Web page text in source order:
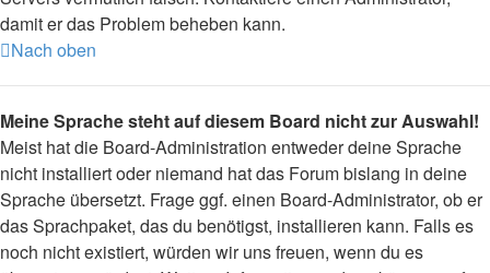
damit er das Problem beheben kann.
Nach oben
Meine Sprache steht auf diesem Board nicht zur Auswahl!
Meist hat die Board-Administration entweder deine Sprache
nicht installiert oder niemand hat das Forum bislang in deine
Sprache übersetzt. Frage ggf. einen Board-Administrator, ob er
das Sprachpaket, das du benötigst, installieren kann. Falls es
noch nicht existiert, würden wir uns freuen, wenn du es